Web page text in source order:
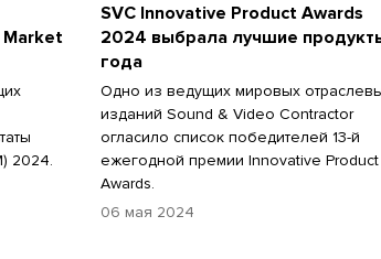
Market
2024.
SVC Innovative Product Awards
2024 выбрала лучшие
года
Одно из ведущих мировых
изданий Sound & Video Contractor
огласило список победителей 13-й
ежегодной премии Innovative Product
Awards.
06 мая 2024